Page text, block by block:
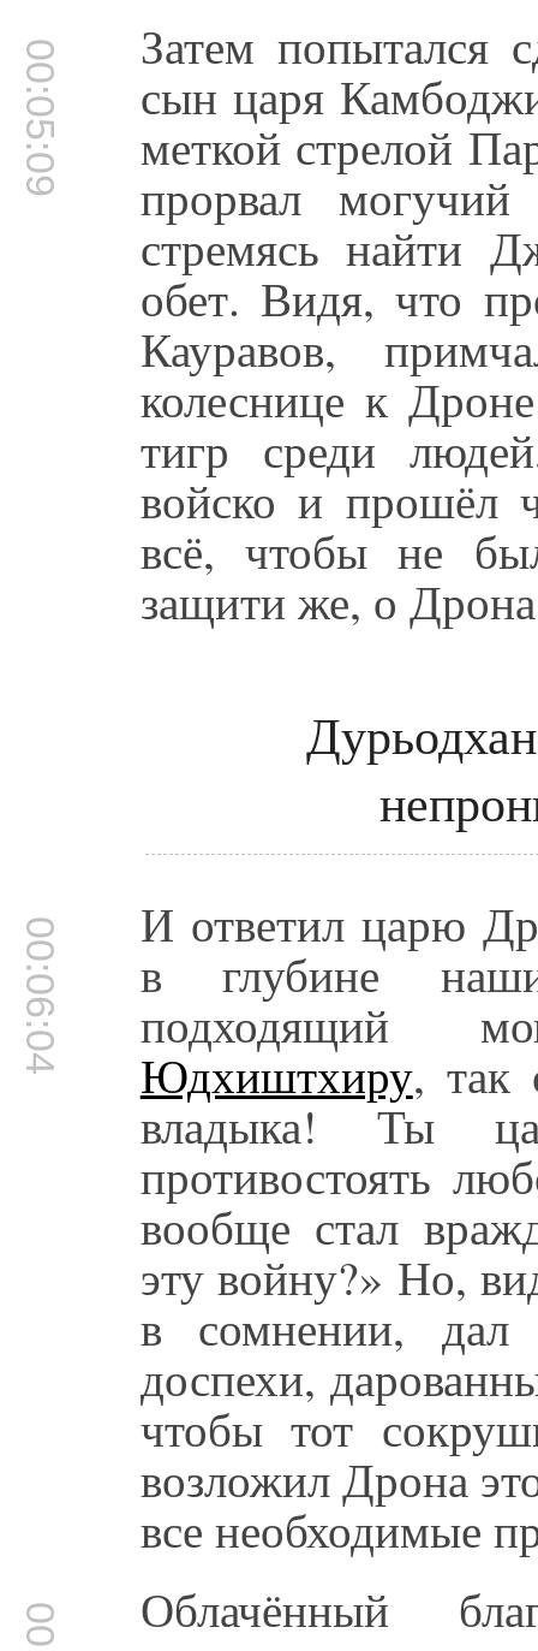
00:05:09 Затем попытался
сын царя
меткой стрелой
прорвал
стремясь найти
обет. Видя, что
Кауравов,
колеснице к
тигр среди
войско и прошёл
всё, чтобы не
защити же, о
00:06:04 И ответил царю
в глубине
подходящий
Юдхиштхиру, так
владыка! Ты
противостоять
вообще стал
эту войну?» Но,
в сомнении, дал
доспехи,
чтобы тот
возложил Дрона
все необходимые
Облачённый